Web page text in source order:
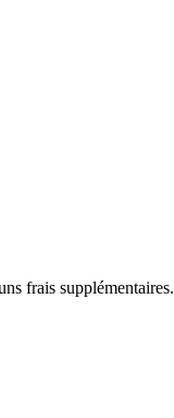
frais supplémentaires.